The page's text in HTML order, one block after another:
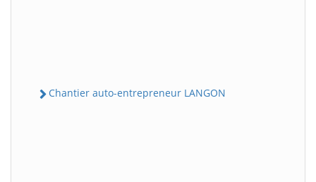
Chantier auto-entrepreneur LANGON